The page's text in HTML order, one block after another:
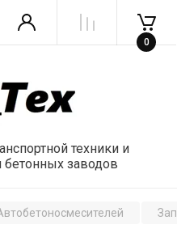
техники и
заводов
0